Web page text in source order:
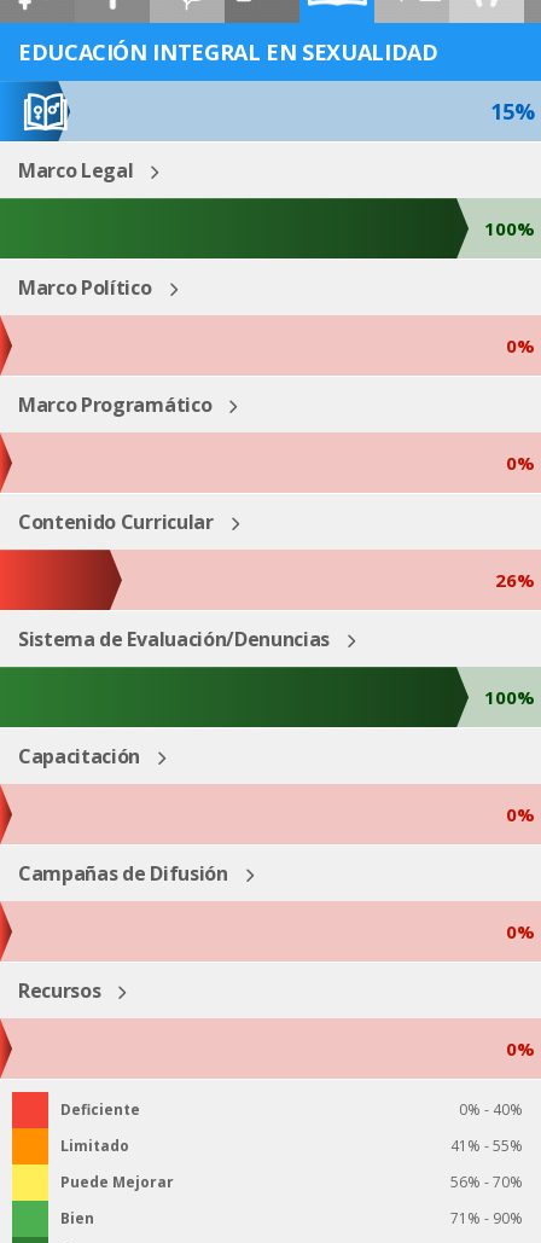
ESP ENG
EDUCACIÓN INTEGRAL EN SEXUALIDAD
15%
Marco Legal
100%
Marco Político
0%
Marco Programático
0%
Contenido Curricular
26%
Sistema de Evaluación/Denuncias
100%
Capacitación
0%
Campañas de Difusión
0%
Recursos
0%
Deficiente
0% - 40%
Limitado
41% - 55%
Puede Mejorar
56% - 70%
Bien
71% - 90%